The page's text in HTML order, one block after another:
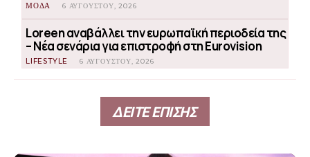
ΜΟΔΑ 6 ΑΥΓΟΎΣΤΟΥ, 2026
Loreen αναβάλλει την ευρωπαϊκή περιοδεία της
– Νέα σενάρια για επιστροφή στη Eurovision
LIFESTYLE 6 ΑΥΓΟΎΣΤΟΥ, 2026
ΔΕΙΤΕ ΕΠΙΣΗΣ